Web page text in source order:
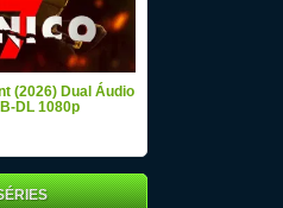
(2026) Dual Áudio
DL 1080p